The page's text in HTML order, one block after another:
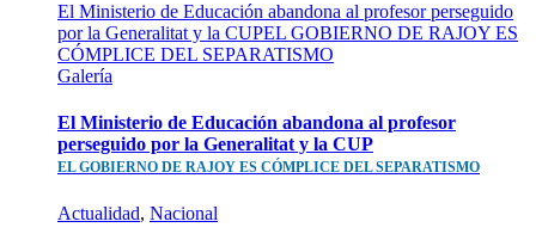
El Ministerio de Educación abandona al profesor perseguido
por la Generalitat y la CUPEL GOBIERNO DE RAJOY ES
CÓMPLICE DEL SEPARATISMO
Galería
El Ministerio de Educación abandona al profesor
perseguido por la Generalitat y la CUP
EL GOBIERNO DE RAJOY ES CÓMPLICE DEL SEPARATISMO
Actualidad, Nacional